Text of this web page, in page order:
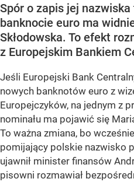
Spór o zapis jej
banknocie euro ma
Skłodowska. To efekt
z Europejskim Bankiem
Jeśli Europejski Bank
nowych banknotów euro z
Europejczyków, na jednym z
nominału ma pojawić się
To ważna zmiana, bo
pomijający polskie nazwisko
ujawnił minister finansów
pisowni rozmawiał